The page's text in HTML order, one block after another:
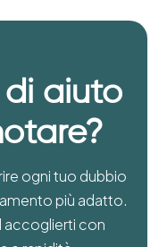
di aiuto
ogni tuo dubbio
più adatto.
accoglierti con